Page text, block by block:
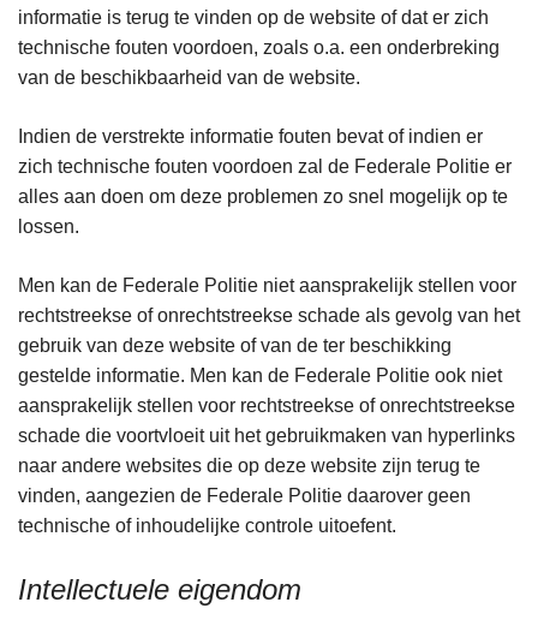
informatie is terug te vinden op de website of dat er zich
technische fouten voordoen, zoals o.a. een onderbreking
van de beschikbaarheid van de website.
Indien de verstrekte informatie fouten bevat of indien er
zich technische fouten voordoen zal de Federale Politie er
alles aan doen om deze problemen zo snel mogelijk op te
lossen.
Men kan de Federale Politie niet aansprakelijk stellen voor
rechtstreekse of onrechtstreekse schade als gevolg van het
gebruik van deze website of van de ter beschikking
gestelde informatie. Men kan de Federale Politie ook niet
aansprakelijk stellen voor rechtstreekse of onrechtstreekse
schade die voortvloeit uit het gebruikmaken van hyperlinks
naar andere websites die op deze website zijn terug te
vinden, aangezien de Federale Politie daarover geen
technische of inhoudelijke controle uitoefent.
Intellectuele eigendom